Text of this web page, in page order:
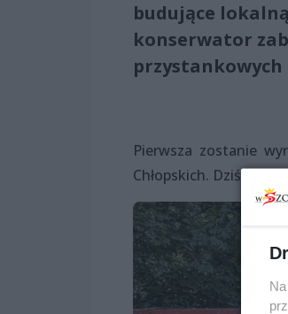
budujące
konserwator
przystankowych
Pierwsza zostanie
Chłopskich. Dziś jest